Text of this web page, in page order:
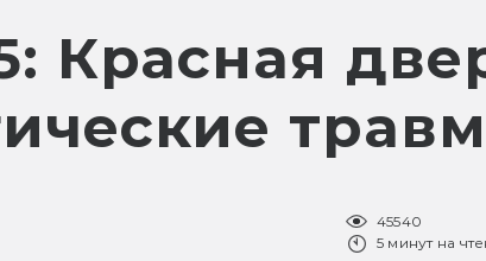
Красная
45540
5 минут на